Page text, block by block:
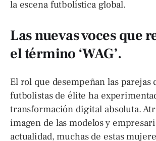
la escena futbolística global.
Las nuevas voces que
el término ‘WAG’.
El rol que desempeñan las parejas
futbolistas de élite ha
transformación digital absoluta.
imagen de las modelos y
actualidad, muchas de estas